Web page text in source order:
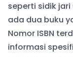
seperti sidik
ada dua buku
Nomor ISBN
informasi